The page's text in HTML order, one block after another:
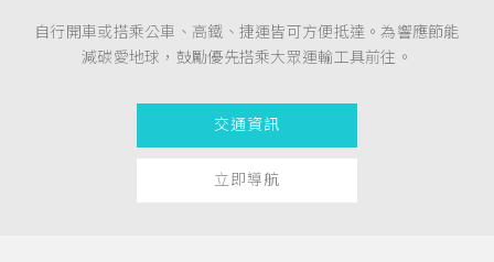
自行開車或搭乘公車、高鐵、捷運皆可方便抵達。為響應節能
減碳愛地球，鼓勵優先搭乘大眾運輸工具前往。
交通資訊
立即導航